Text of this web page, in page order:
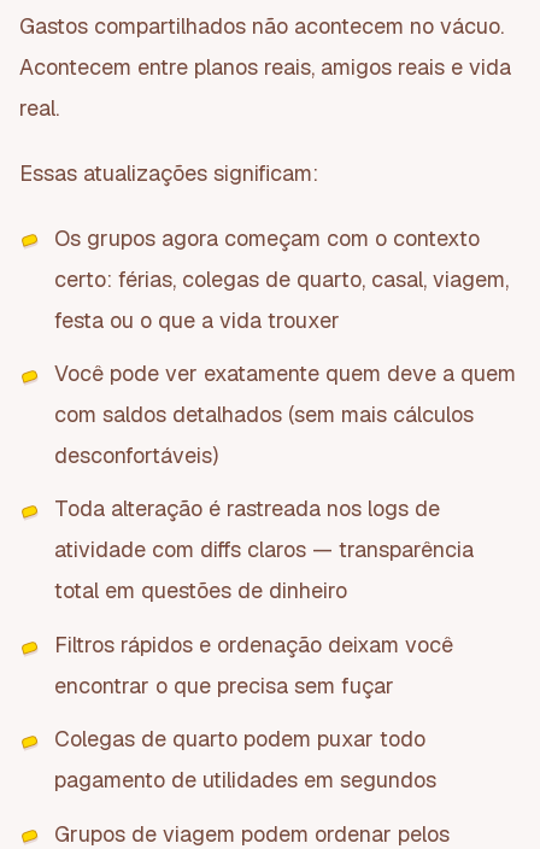
Gastos compartilhados não acontecem no vácuo.
Acontecem entre planos reais, amigos reais e vida
real.
Essas atualizações significam:
Os grupos agora começam com o contexto
certo: férias, colegas de quarto, casal, viagem,
festa ou o que a vida trouxer
Você pode ver exatamente quem deve a quem
com saldos detalhados (sem mais cálculos
desconfortáveis)
Toda alteração é rastreada nos logs de
atividade com diffs claros — transparência
total em questões de dinheiro
Filtros rápidos e ordenação deixam você
encontrar o que precisa sem fuçar
Colegas de quarto podem puxar todo
pagamento de utilidades em segundos
Grupos de viagem podem ordenar pelos